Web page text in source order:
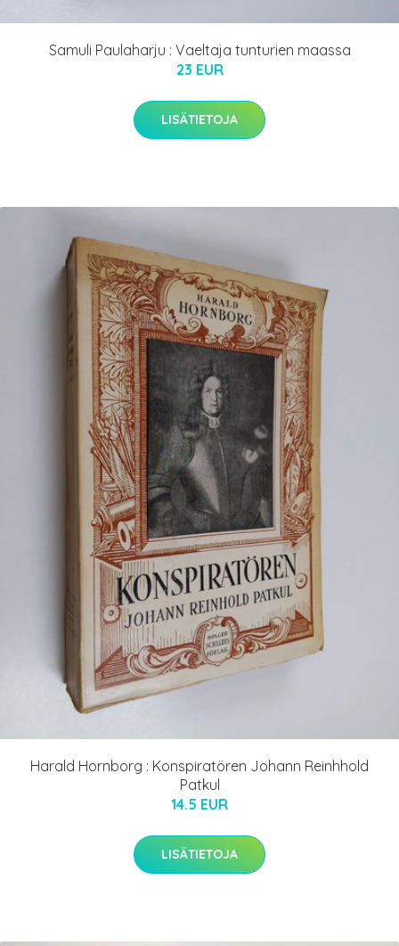
Samuli Paulaharju : Vaeltaja tunturien maassa
23 EUR
LISÄTIETOJA
Harald Hornborg : Konspiratören Johann Reinhhold
Patkul
14.5 EUR
LISÄTIETOJA